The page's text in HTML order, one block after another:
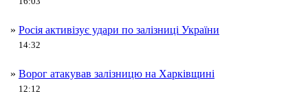
» Росія активізує удари по залізниці України
14:32
» Ворог атакував залізницю на Харківщині
12:12